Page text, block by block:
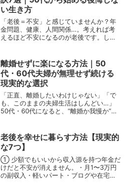
い生き方
「老後＝不安」と感じていませんか？年
金問題、健康、人間関係…。考えれば考
えるほど不安になるのが老後です。しか
ます。その違いは、お金でも運でもな
く“考え方と準備”です。こ...
離婚せずに楽になる方法｜50
代・60代夫婦が無理せず続ける
現実的な選択
「正直、離婚したいわけじゃない」「で
も、このままの夫婦生活はしんどい…」
50代・60代になると、“離婚か我慢か”の
になる第三の選択”**をしている人もたく
さんいます...
老後を幸せに暮らす方法【現実的
な7つ】
① 少額でもいいから収入源を持つ年金だ
けだと不安が消えません。・月1〜3万円
の副収入・軽いパート・ブログや在宅ワ